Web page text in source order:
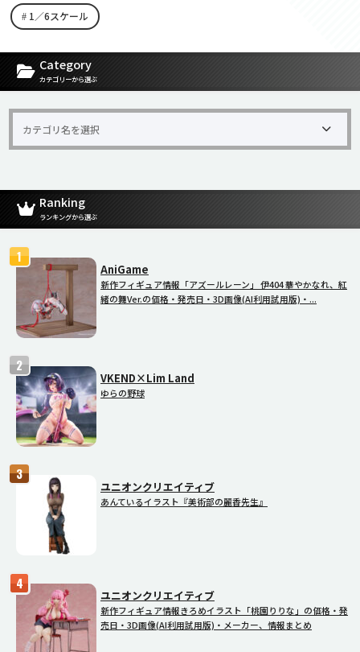
1／6スケール
[carousel-horizontal-posts-content-slider id=9342]
Category
カテゴリーから選ぶ
Ranking
ランキングから選ぶ
AniGame
新作フィギュア情報「アズールレーン」 伊404 華やかなれ、紅
緒の舞Ver.の価格・発売日・3D画像(AI利用試用版)・...
VKEND×Lim Land
ゆらの野球
ユニオンクリエイティブ
あんているイラスト『美術部の麗香先生』
ユニオンクリエイティブ
新作フィギュア情報きろめイラスト「桃園りりな」の価格・発
売日・3D画像(AI利用試用版)・メーカー、情報まとめ